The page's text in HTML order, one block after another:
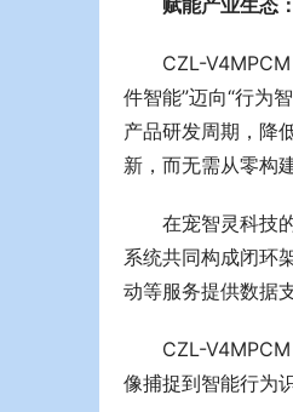
赋能产业生态
CZL-
件智能”迈向“行为
产品研发周期，降
新，而无需从零构
在宠智灵科技
系统共同构成闭环
动等服务提供数据支
CZL-
像捕捉到智能行为